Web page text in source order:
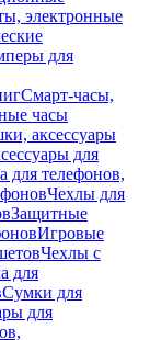
электронные
для
Смарт-часы,
часы
аксессуары
для
для телефонов,
Чехлы для
Защитные
Игровые
Чехлы с
для
Сумки для
для